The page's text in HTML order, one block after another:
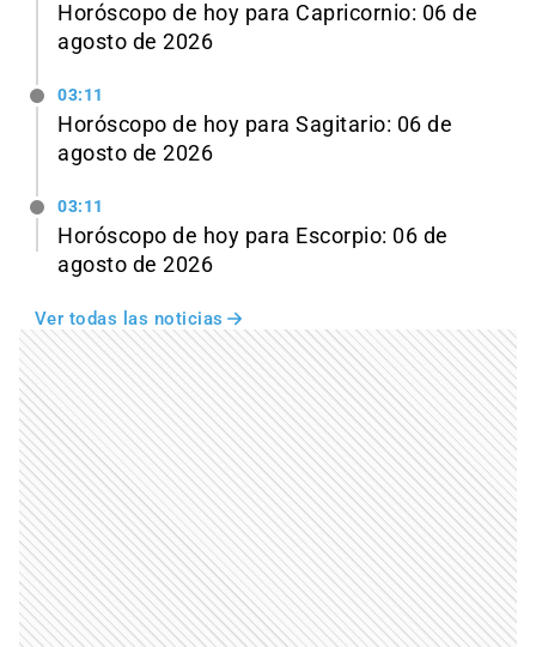
Horóscopo de hoy para Capricornio: 06 de
agosto de 2026
03:11
Horóscopo de hoy para Sagitario: 06 de
agosto de 2026
03:11
Horóscopo de hoy para Escorpio: 06 de
agosto de 2026
Ver todas las noticias